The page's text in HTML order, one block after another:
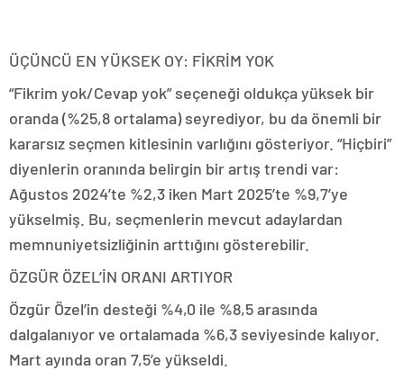
ÜÇÜNCÜ EN YÜKSEK OY: FİKRİM YOK
“Fikrim yok/Cevap yok” seçeneği oldukça yüksek bir
oranda (%25,8 ortalama) seyrediyor, bu da önemli bir
kararsız seçmen kitlesinin varlığını gösteriyor. “Hiçbiri”
diyenlerin oranında belirgin bir artış trendi var:
Ağustos 2024’te %2,3 iken Mart 2025’te %9,7’ye
yükselmiş. Bu, seçmenlerin mevcut adaylardan
memnuniyetsizliğinin arttığını gösterebilir.
ÖZGÜR ÖZEL’İN ORANI ARTIYOR
Özgür Özel’in desteği %4,0 ile %8,5 arasında
dalgalanıyor ve ortalamada %6,3 seviyesinde kalıyor.
Mart ayında oran 7,5’e yükseldi.